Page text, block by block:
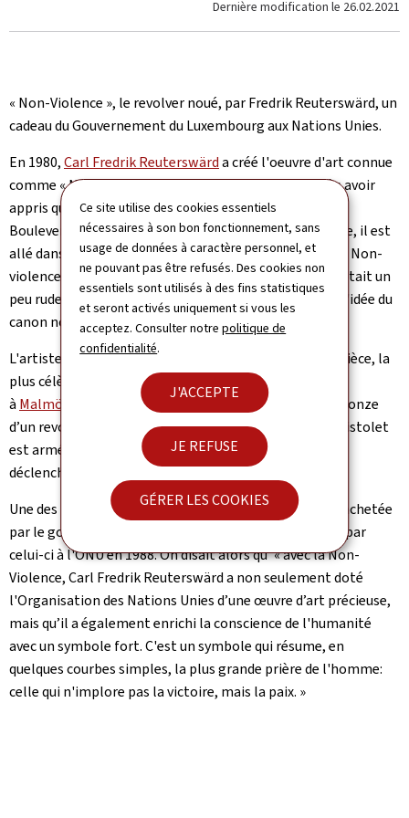
Ce site utilise des cookies essentiels
nécessaires à son bon fonctionnement, sans
usage de données à caractère personnel, et
ne pouvant pas être refusés. Des cookies non
essentiels sont utilisés à des fins statistiques
et seront activés uniquement si vous les
acceptez. Consulter notrepolitique de
confidentialité.
J'ACCEPTE
JE REFUSE
GÉRER LES COOKIES
Dernière modification le 26.02.2021
« Non-Violence », le revolver noué, par Fredrik Reuterswärd, un
cadeau du Gouvernement du Luxembourg aux Nations Unies.
En 1980,Carl Fredrik Reuterswärda créé l'oeuvre d'art connue
comme « Non-Violence » ou « Le revolver noué » après avoir
appris que son ami, John Lennon, avait été assassiné.
Bouleversé et en colère au sujet de cette mort insensée, il est
allé dans son studio et a commencé à travailler sur la « Non-
violence ». « Mon premier croquis en trois dimensions était un
peu rude et simple, mais la chose importante est que l'idée du
canon noué m’a accompagné depuis le début », dit-il.
L'artiste suédois a produit différentes variantes de la pièce, la
plus célèbre étant la sculpture installée en 1985
à Malmö/Suède
. L’oeuvre est une grande réplique en bronze
d’un revolver de calibre 45 dont le canon est noué. Le pistolet
est armé, mais le nœud veut montrer que l’arme ne se
déclenchera pas.
Une des trois premières versions de la sculpture a été achetée
par le gouvernement luxembourgeois et a été offerte par
celui-ci à l'ONU en 1988. On disait alors qu’ « avec la Non-
Violence, Carl Fredrik Reuterswärd a non seulement doté
l'Organisation des Nations Unies d’une œuvre d’art précieuse,
mais qu’il a également enrichi la conscience de l'humanité
avec un symbole fort. C'est un symbole qui résume, en
quelques courbes simples, la plus grande prière de l'homme:
celle qui n'implore pas la victoire, mais la paix. »